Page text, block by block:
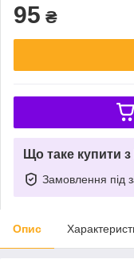
95 ₴
Що таке купити
Замовлення під
Опис